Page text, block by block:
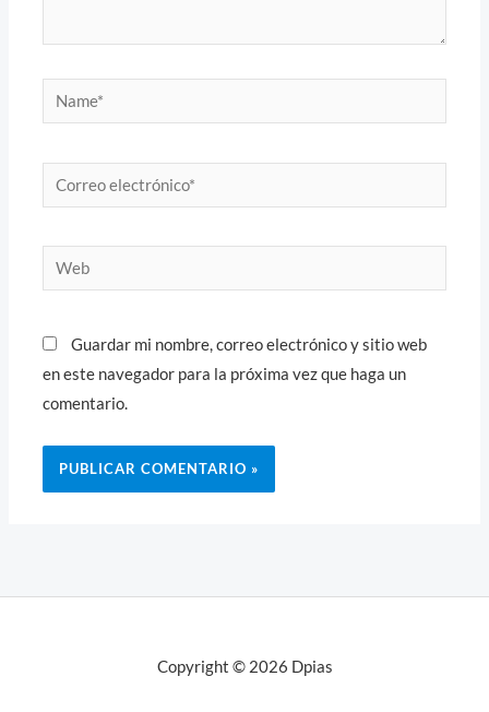
Name*
Correo
electrónico*
Web
Guardar mi nombre, correo electrónico y sitio web
en este navegador para la próxima vez que haga un
comentario.
Copyright © 2026 Dpias